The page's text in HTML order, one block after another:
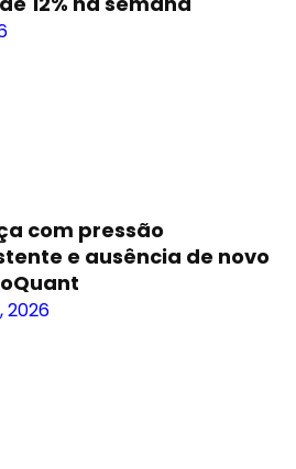
com pressão
e ausência de novo
2026